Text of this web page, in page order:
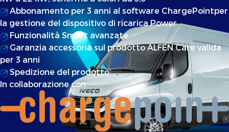
Abbonamento per 3 anni al software ChargePointper
la gestione del dispositivo di ricarica Power
Funzionalità Smart avanzate
Garanzia accessoria sul prodotto ALFEN Care valida
per 3 anni
Spedizione del prodotto
In collaborazione con